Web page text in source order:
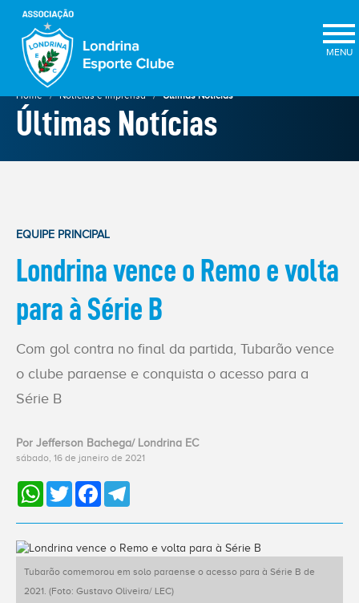
×
ELEIÇÕES
★
ACESSE
O NOVO
SITE
Home
O
Clube
Sócios
Home Notícias e Imprensa Últimas Notícias
Últimas Notícias
EQUIPE PRINCIPAL
Londrina vence o Remo e volta
para à Série B
Com gol contra no final da partida, Tubarão vence
o clube paraense e conquista o acesso para a
Série B
Por Jefferson Bachega/ Londrina EC
sábado, 16 de janeiro de 2021
WhatsApp
TwitterFacebook
Tubarão comemorou em solo paraense o acesso para à Série B de
2021. (Foto: Gustavo Oliveira/ LEC)